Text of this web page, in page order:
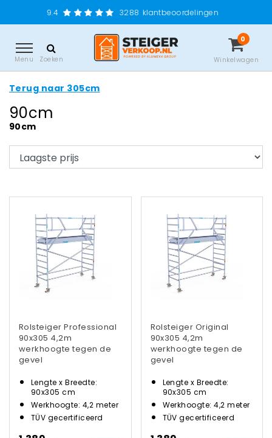
3288 klantbeoordelingen
Menu Zoeken
0
Winkelwagen
Terug naar 305cm
90cm
90cm
Rolsteiger Professional
90x305 4,2m
werkhoogte tegen de
gevel
Lengte x Breedte:
90x305 cm
Werkhoogte: 4,2 meter
TÜV gecertificeerd
Rolsteiger Original
90x305 4,2m
werkhoogte tegen de
gevel
Lengte x Breedte:
90x305 cm
Werkhoogte: 4,2 meter
TÜV gecertificeerd